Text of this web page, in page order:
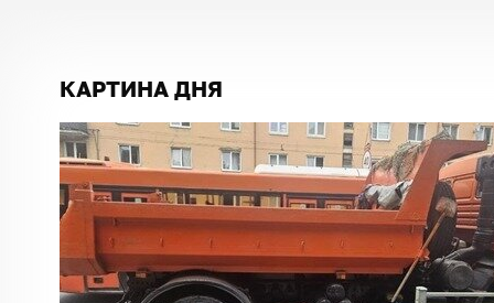
КАРТИНА ДНЯ